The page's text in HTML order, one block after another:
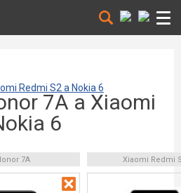
Redmi S2 a Nokia 6
7A a Xiaomi
6
7A Xiaomi Redmi